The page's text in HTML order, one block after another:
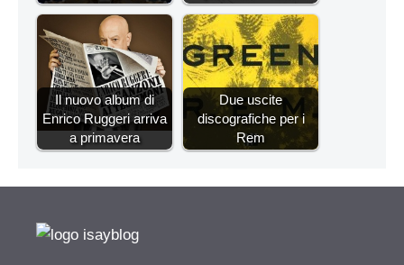
Il nuovo album di
Enrico Ruggeri arriva
a primavera
Due uscite
discografiche per i
Rem